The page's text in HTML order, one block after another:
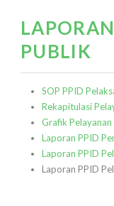
PUBLIK
SOP PPID
Rekapitulasi
Grafik
Laporan PPID
Laporan PPID
Laporan PPID